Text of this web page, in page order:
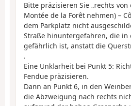
Bitte präzisieren Sie „rechts von
Montée de la Forêt nehmen) –
dem Parkplatz nicht
Straße hinuntergefahren, die in
gefährlich ist, anstatt die
.
Eine Unklarheit bei Punkt 5:
Fendue präzisieren.
Dann an Punkt 6, in den
die Abzweigung nach rechts